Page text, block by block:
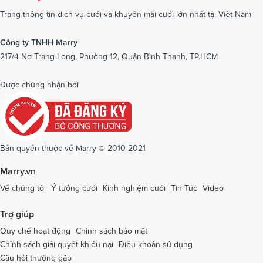
Dịch vụ cưới tại Nam Định Dịch vụ cưới tại Nghệ An
Dịch vụ cưới tại Phú Yên Dịch vụ cưới tại Phú Thọ
Dịch vụ cưới tại Quảng Ngãi
Dịch vụ cưới tại Quảng Ninh
Dịch vụ cưới tại Sóc Trăng Dịch vụ cưới tại Sơn La
Dịch vụ cưới tại Thái Bình Dịch vụ cưới tại Thanh Hóa
Dịch vụ cưới tại Thừa Thiên - Huế
Dịch vụ cưới tại An Giang Dịch vụ cưới tại Trà Vinh
Dịch vụ cưới tại Tuyên Quang
Trang thông tin dịch vụ cưới và khuyến mãi cưới lớn nhất tại Việt Nam
Công ty TNHH Marry
217/4 Nơ Trang Long, Phường 12, Quận Bình Thạnh, TP.HCM
Được chứng nhận bởi
Bản quyền thuộc về Marry © 2010-2021
Marry.vn
Về chúng tôi Ý tưởng cưới Kinh nghiệm cưới Tin Tức Video
Trợ giúp
Quy chế hoạt động
Chính sách bảo mật
Chính sách giải quyết khiếu nại Điều khoản sử dụng
Câu hỏi thường gặp